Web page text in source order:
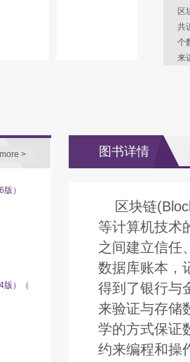
区
共
个
来
more >
）
版）（
图书详情
区块链
等计算机技术
之间建立信任
数据库账本，
得到了银行与
来验证与存储
学的方式保证
约来编程和操